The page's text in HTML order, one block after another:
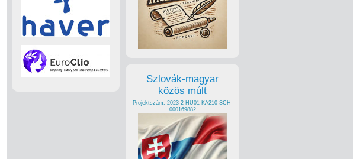
Szlovák-magyar
közös múlt
Projektszám: 2023-2-HU01-KA210-SCH-
000169882